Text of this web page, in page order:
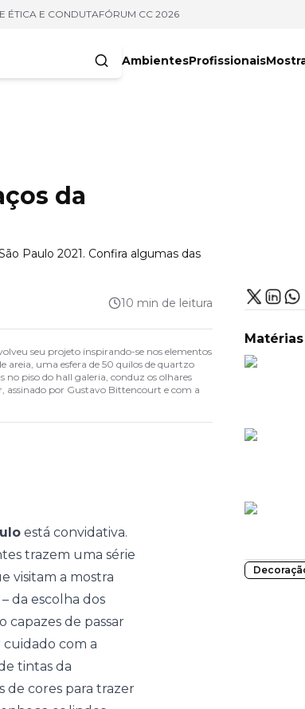
ÉTICA E CONDUTAFÓRUM CC 2026
AmbientesProfissionais
da
Paulo 2021. Confira algumas das
10 min de leitura
seu projeto inspirando-se nos elementos
areia, uma esfera de 50 quilos de quartzo
piso do hall galeria, conduz os olhares
assinado por Gustavo Bittencourt e com a
está convidativa.
trazem uma série
visitam a mostra
– da escolha dos
capazes de passar
com a
tintas da
de cores para trazer